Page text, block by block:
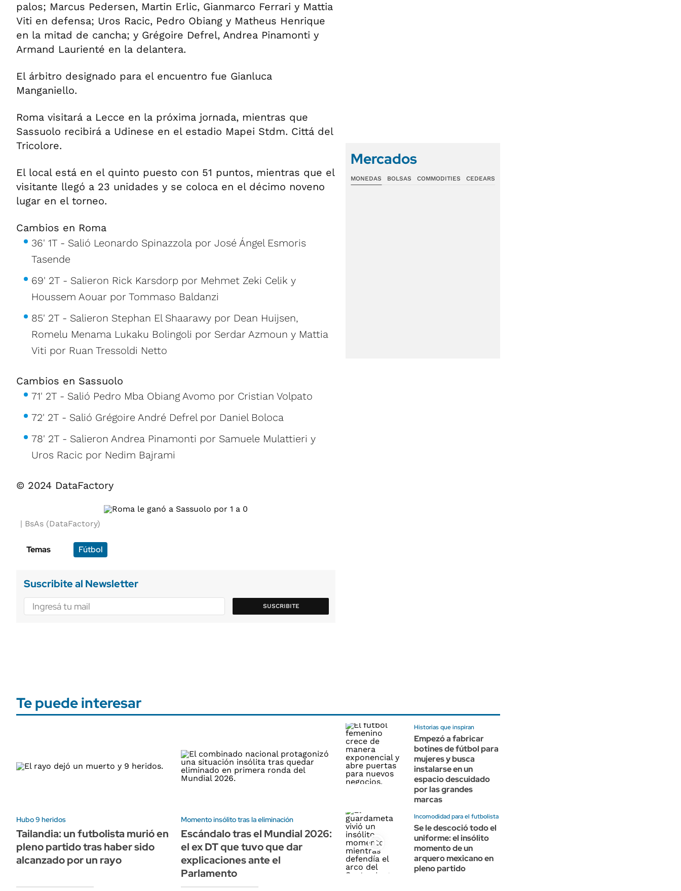
palos; Marcus Pedersen, Martin Erlic, Gianmarco Ferrari y Mattia
Viti en defensa; Uros Racic, Pedro Obiang y Matheus Henrique
en la mitad de cancha; y Grégoire Defrel, Andrea Pinamonti y
Armand Laurienté en la delantera.
El árbitro designado para el encuentro fue Gianluca
Manganiello.
Roma visitará a Lecce en la próxima jornada, mientras que
Sassuolo recibirá a Udinese en el estadio Mapei Stdm. Cittá del
Tricolore.
El local está en el quinto puesto con 51 puntos, mientras que el
visitante llegó a 23 unidades y se coloca en el décimo noveno
lugar en el torneo.
Cambios en Roma
36' 1T - Salió Leonardo Spinazzola por José Ángel Esmoris
Tasende
69' 2T - Salieron Rick Karsdorp por Mehmet Zeki Celik y
Houssem Aouar por Tommaso Baldanzi
85' 2T - Salieron Stephan El Shaarawy por Dean Huijsen,
Romelu Menama Lukaku Bolingoli por Serdar Azmoun y Mattia
Viti por Ruan Tressoldi Netto
Cambios en Sassuolo
71' 2T - Salió Pedro Mba Obiang Avomo por Cristian Volpato
72' 2T - Salió Grégoire André Defrel por Daniel Boloca
78' 2T - Salieron Andrea Pinamonti por Samuele Mulattieri y
Uros Racic por Nedim Bajrami
© 2024 DataFactory
BsAs (DataFactory)
Temas Fútbol
Suscribite al Newsletter
SUSCRIBITE
Mercados
MONEDAS BOLSAS COMMODITIES CEDEARS
Te puede interesar
Hubo 9 heridos
Tailandia: un futbolista murió en
pleno partido tras haber sido
alcanzado por un rayo
Momento insólito tras la eliminación
Escándalo tras el Mundial 2026:
el ex DT que tuvo que dar
explicaciones ante el
Parlamento
Historias que inspiran
Empezó a fabricar
botines de fútbol para
mujeres y busca
instalarse en un
espacio descuidado
por las grandes
marcas
Incomodidad para el futbolista
Se le descoció todo el
uniforme: el insólito
momento de un
arquero mexicano en
pleno partido